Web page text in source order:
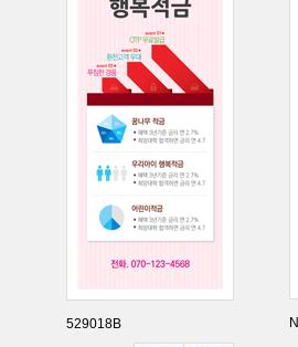
529018B